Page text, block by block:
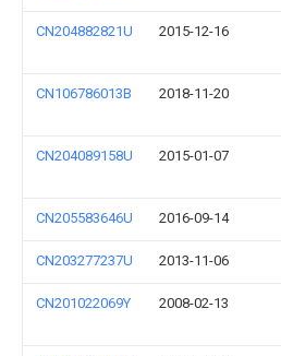
CN204882821U 2015-12-16
CN106786013B 2018-11-20
CN204089158U 2015-01-07
CN205583646U 2016-09-14
CN203277237U 2013-11-06
CN201022069Y 2008-02-13